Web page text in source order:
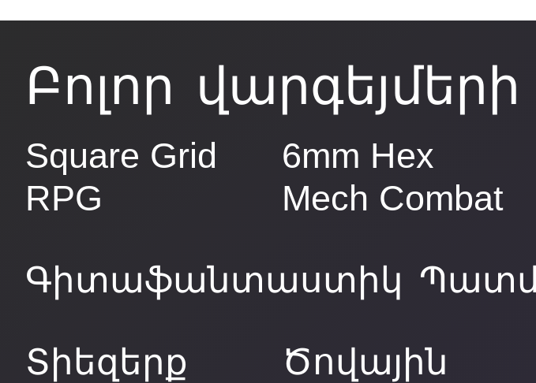
Բոլոր
Square Grid
RPG
6mm Hex
Mech Combat
Գիտաֆանտաստիկ
Տիեզերք
Ծովային